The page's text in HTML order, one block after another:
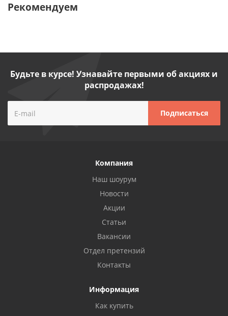
Рекомендуем
Будьте в курсе! Узнавайте первыми об акциях и
распродажах!
Компания
Наш шоурум
Новости
Акции
Статьи
Вакансии
Отдел претензий
Контакты
Информация
Как купить